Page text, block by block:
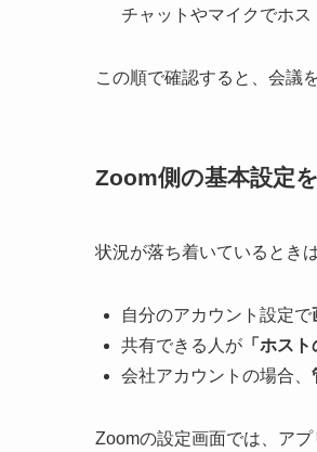
チャットやマイクでホ
この順で確認すると、会議
Zoom側の基本設定
状況が落ち着いているとき
自分のアカウント設定で
共有できる人が 「ホス
会社アカウントの場合、
Zoomの設定画面では、ア